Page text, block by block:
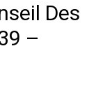
Des
–